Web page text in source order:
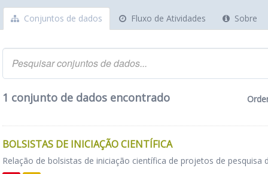
Conjuntos de dados Fluxo de Atividades Sobre
1 conjunto de dados encontrado
BOLSISTAS DE INICIAÇÃO CIENTÍFICA
Relação de bolsistas de iniciação científica de projetos de pesquisa